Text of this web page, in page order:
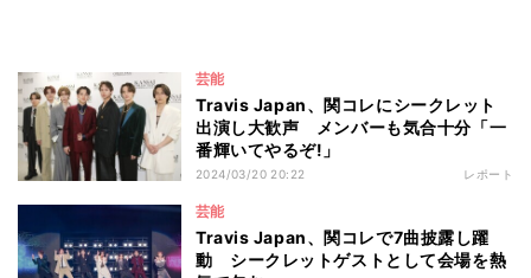
芸能
Travis Japan、関コレにシークレット
出演し大歓声 メンバーも気合十分「一
番輝いてやるぞ!」
2024/03/20 20:22 レポート
芸能
Travis Japan、関コレで7曲披露し躍
動 シークレットゲストとして会場を熱